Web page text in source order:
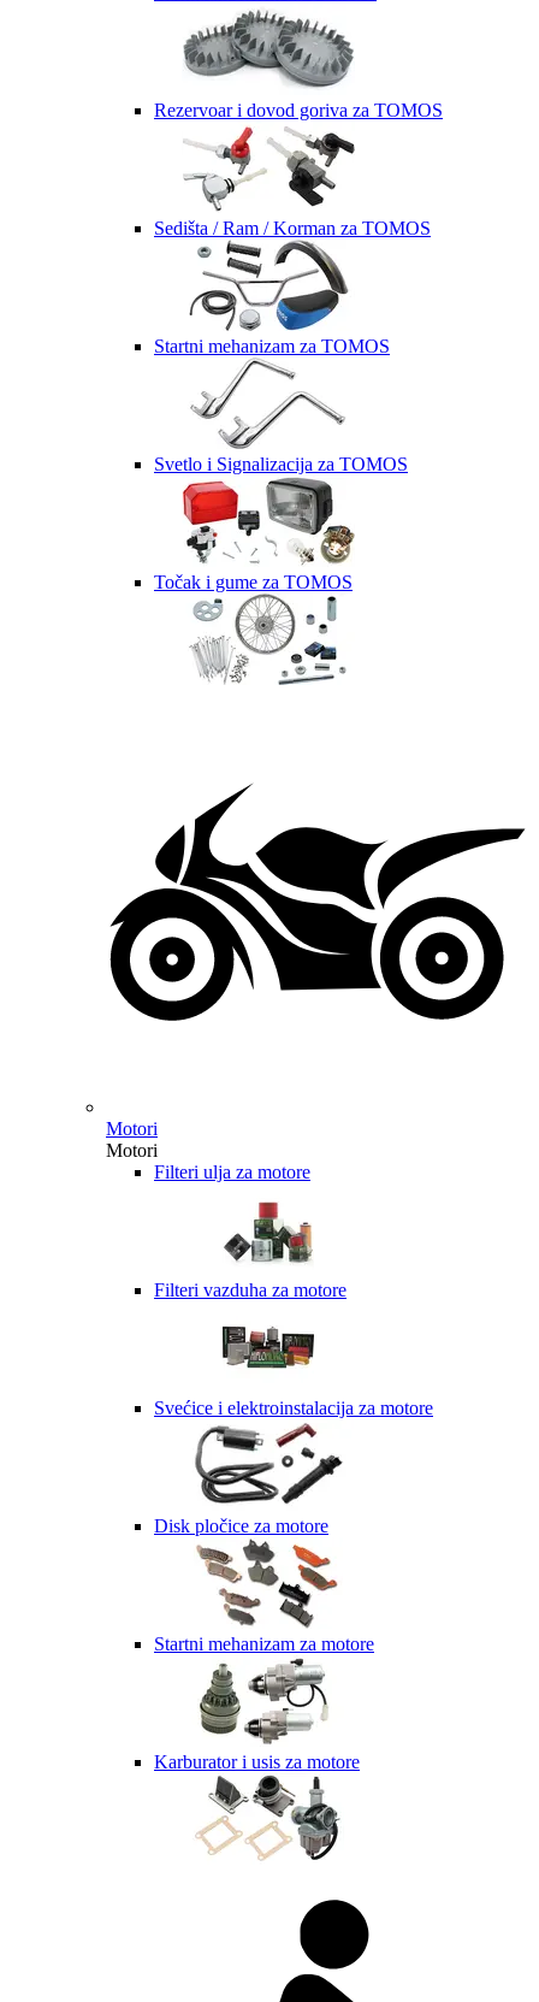
Rezervoar i dovod goriva za TOMOS
Sedišta / Ram / Korman za TOMOS
Startni mehanizam za TOMOS
Svetlo i Signalizacija za TOMOS
Točak i gume za TOMOS
Motori
Motori
Filteri ulja za motore
Filteri vazduha za motore
Svećice i elektroinstalacija za motore
Disk pločice za motore
Startni mehanizam za motore
Karburator i usis za motore